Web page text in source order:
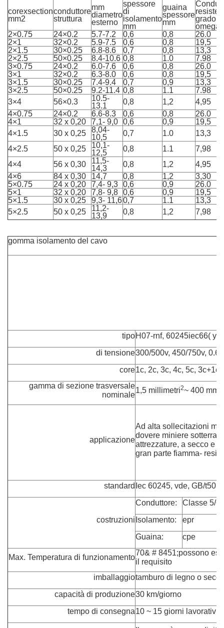
corexsection
mm2
conduttore
struttura
mm
diametro
esterno
spessore
di
isolamento
mm
guaina
spessore
mm
grado;
2×0.75
24×0.2 5.7-7.2 0,6 0,8
26.0
2×1
32×0.2 5.9-7.5 0,6 0,8
19,5
2×1.5
30×0.25 6.8-8.6 0,7 0,8
13,3
2×2.5
50×0.25 8.4-10.6 0,8 1.0
7.98
3×0.75
24×0.2 6.0-7.6 0,6 0,8
26.0
3×1
32×0.2 6.3-8.0 0,6 0,8
19,5
3×1.5
30×0.25 7.4-9.4 0,7 0,9
13,3
3×2.5
50×0.25 9.2-11.4 0,8 1.1
7.98
3×4
56×0.3
10.5-
13.1
0,8 1,2
4,95
4×0.75
24×0.2 6.6-8.3 0,6 0,8
26.0
4×1
32 x 0,20 7,1- 9,0 0,6 0,9
19,5
4×1.5
30 x 0,25
8,04-
10,5
0,7 1.0
13,3
4×2.5
50 x 0,25
10,1-
12,5
0,8 1.1
7,98
4×4
56 x 0,30
11,5-
14,3
0,8 1,2
4,95
4×6
84 x 0,30 14,7 0,8 1,2
3,30
5×0.75
24 x 0,20 7,4- 9,3 0,6 0,9
26.0
5×1
32 x 0,20 7,8- 9,8 0,6 0,9
19,5
5×1.5
30 x 0,25 9,3- 11,60,7 1.1
13,3
5×2.5
50 x 0,25
11,2-
13,9
0,8 1,2 7,98
gomma isolamento del cavo
tipoH07-rnf, 60245iec66(
di tensione300/500v, 450/750v, 0.6/
core1c, 2c, 3c, 4c, 5c,
gamma di sezione trasversale
nominale
1,5 millimetri2~ 400 mm
applicazione
Ad alta sollecitazioni
dovere miniere
attrezzature, a secco e
gran parte fiamma-
standard Iec 60245, vde, GB/
costruzioni
Conduttore:
Classe 5/6
Isolamento:
epr
Guaina:
cpe
Max. Temperatura di funzionamento
70& # 8451;possono
il requisito
imballaggiotamburo di legno o
capacità di produzione30 km/giorno
tempo di consegna10 ~ 15 giorni lavorativi